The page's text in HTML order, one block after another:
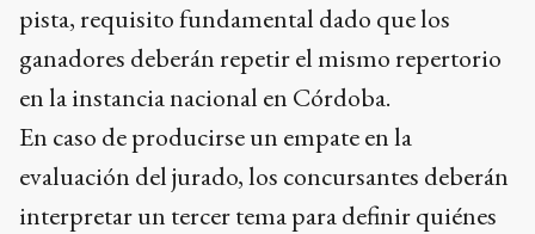
pista, requisito fundamental dado que los
ganadores deberán repetir el mismo repertorio
en la instancia nacional en Córdoba.
En caso de producirse un empate en la
evaluación del jurado, los concursantes deberán
interpretar un tercer tema para definir quiénes